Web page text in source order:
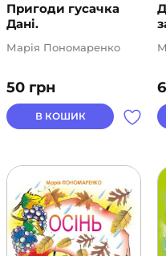
Пригоди гусачка
Дані.
50 грн
Марія Пономаренко
В КОШИК